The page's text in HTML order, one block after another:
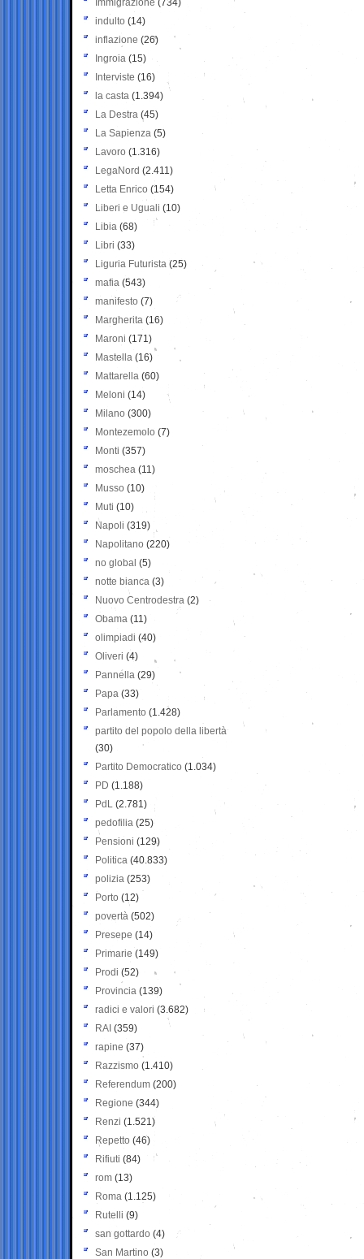
Immigrazione (734)
indulto (14)
inflazione (26)
Ingroia (15)
Interviste (16)
la casta (1.394)
La Destra (45)
La Sapienza (5)
Lavoro (1.316)
LegaNord (2.411)
Letta Enrico (154)
Liberi e Uguali (10)
Libia (68)
Libri (33)
Liguria Futurista (25)
mafia (543)
manifesto (7)
Margherita (16)
Maroni (171)
Mastella (16)
Mattarella (60)
Meloni (14)
Milano (300)
Montezemolo (7)
Monti (357)
moschea (11)
Musso (10)
Muti (10)
Napoli (319)
Napolitano (220)
no global (5)
notte bianca (3)
Nuovo Centrodestra (2)
Obama (11)
olimpiadi (40)
Oliveri (4)
Pannella (29)
Papa (33)
Parlamento (1.428)
partito del popolo della libertà
(30)
Partito Democratico (1.034)
PD (1.188)
PdL (2.781)
pedofilia (25)
Pensioni (129)
Politica (40.833)
polizia (253)
Porto (12)
povertà (502)
Presepe (14)
Primarie (149)
Prodi (52)
Provincia (139)
radici e valori (3.682)
RAI (359)
rapine (37)
Razzismo (1.410)
Referendum (200)
Regione (344)
Renzi (1.521)
Repetto (46)
Rifiuti (84)
rom (13)
Roma (1.125)
Rutelli (9)
san gottardo (4)
San Martino (3)